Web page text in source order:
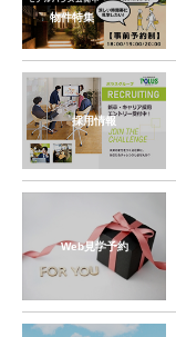
物件特集
採用情報
Web見学予約